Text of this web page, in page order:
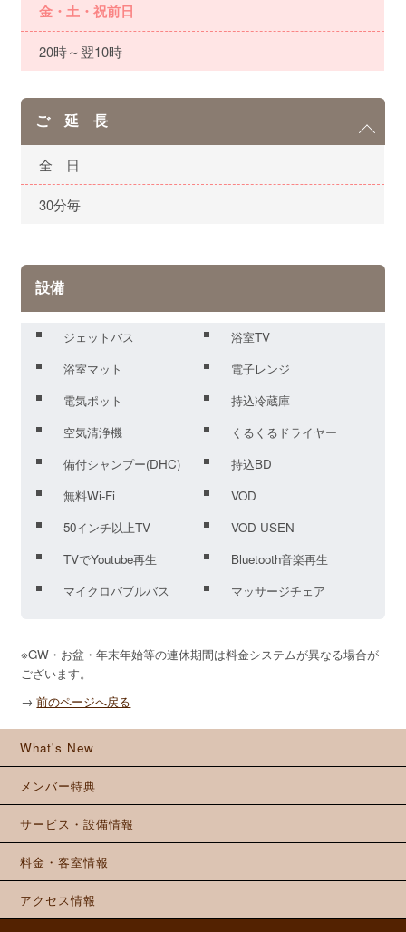
金・土・祝前日
20時～翌10時
ご 延 長
全 日
30分毎
設備
ジェットバス
浴室TV
浴室マット
電子レンジ
電気ポット
持込冷蔵庫
空気清浄機
くるくるドライヤー
備付シャンプー(DHC)
持込BD
無料Wi-Fi
VOD
50インチ以上TV
VOD-USEN
TVでYoutube再生
Bluetooth音楽再生
マイクロバブルバス
マッサージチェア
※GW・お盆・年末年始等の連休期間は料金システムが異なる場合が
ございます。
→ 前のページへ戻る
What's New
メンバー特典
サービス・設備情報
料金・客室情報
アクセス情報